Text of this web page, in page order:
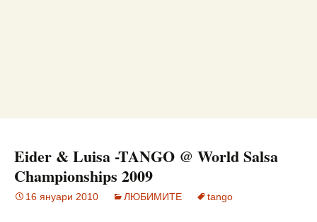
Eider & Luisa -TANGO @ World Salsa
Championships 2009
16 януари 2010 ЛЮБИМИТЕ tango